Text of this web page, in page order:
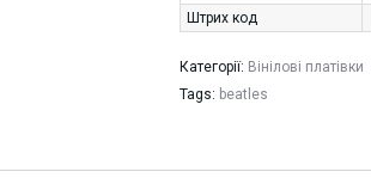
Штрих код
Категорії: Вінілові платівки
Tags: beatles